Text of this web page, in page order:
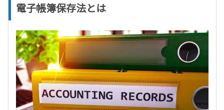
電子帳簿保存法とは